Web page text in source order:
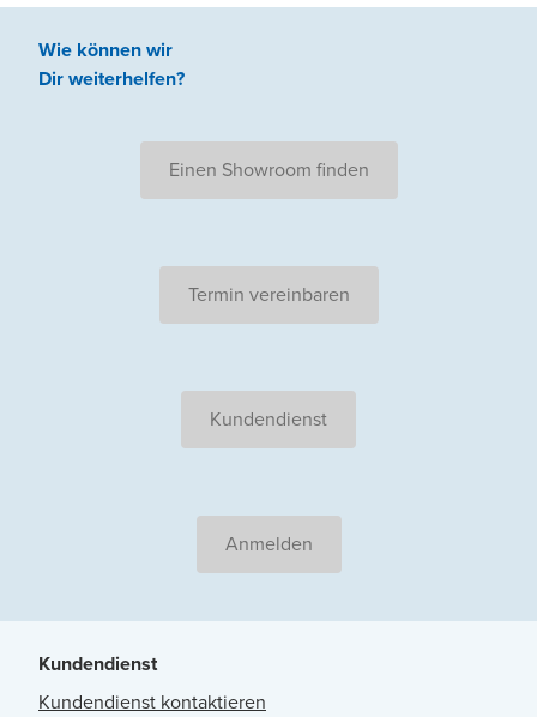
Wie können wir
Dir weiterhelfen?
Einen Showroom finden
Termin vereinbaren
Kundendienst
Anmelden
Kundendienst
Kundendienst kontaktieren